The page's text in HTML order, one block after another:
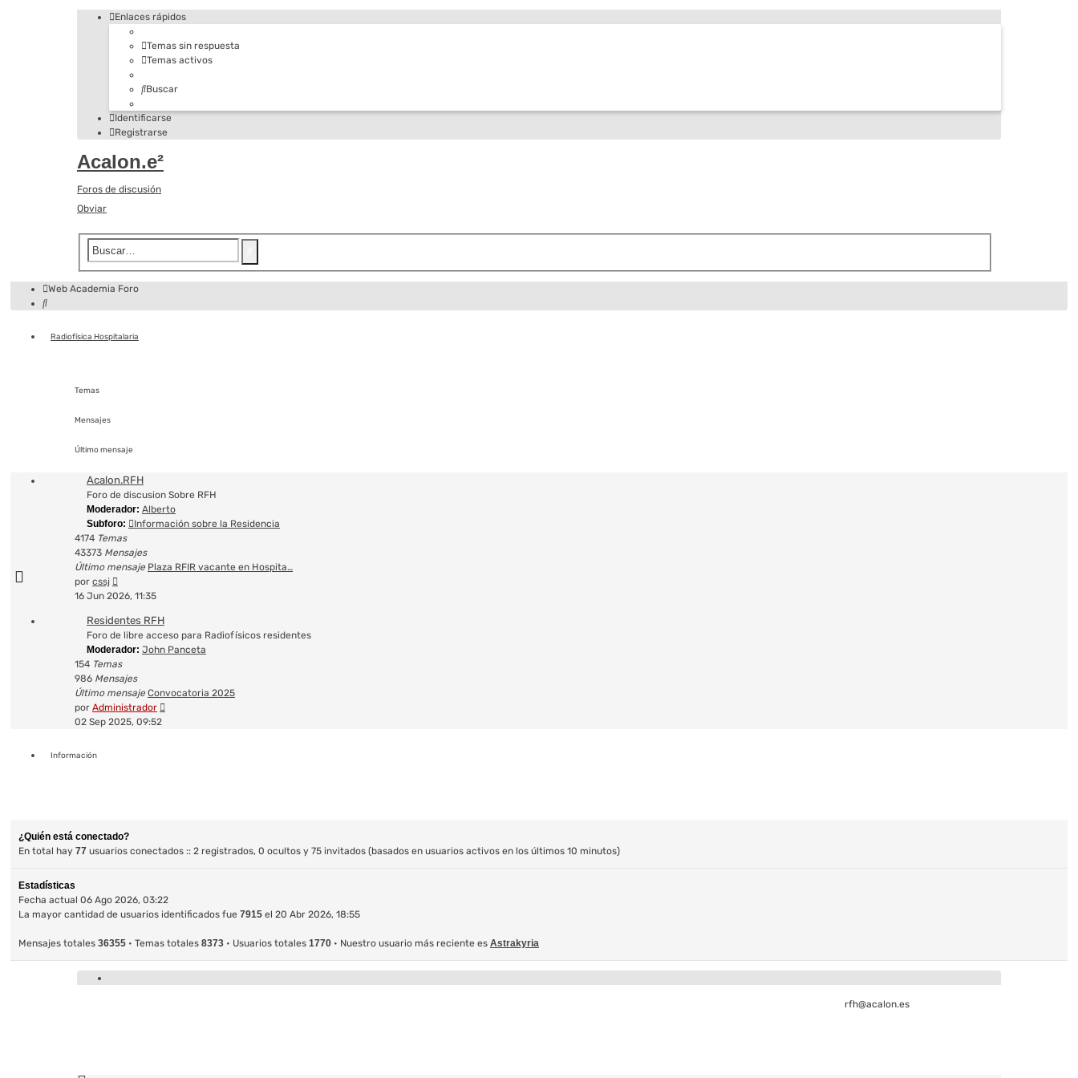
Enlaces rápidos
Temas sin respuesta
Temas activos
Buscar
Identificarse
Registrarse
Acalon.e²
Foros de discusión
Obviar
Web Academia Foro
Buscar
Radiofísica Hospitalaria
Temas
Mensajes
Último mensaje
Acalon.RFH
Foro de discusion Sobre RFH
Moderador: Alberto
Subforo:
Información sobre la Residencia
4174 Temas
43373 Mensajes
Último mensaje Plaza RFIR vacante en Hospita…
por cssj
último
16 Jun 2026, 11:35
Residentes RFH
Foro de libre acceso para Radiofísicos residentes
Moderador: John Panceta
154 Temas
986 Mensajes
Último mensaje Convocatoria 2025
por Administrador
02 Sep 2025, 09:52
Información
¿Quién está conectado?
En total hay 77 usuarios conectados :: 2 registrados, 0 ocultos y 75 invitados (basados en usuarios activos en los últimos 10 minutos)
Estadísticas
Fecha actual 06 Ago 2026, 03:22
La mayor cantidad de usuarios identificados fue 7915 el 20 Abr 2026, 18:55
Mensajes totales 36355 • Temas totales 8373 • Usuarios totales 1770 • Nuestro usuario más reciente es Astrakyria
rfh@acalon.es